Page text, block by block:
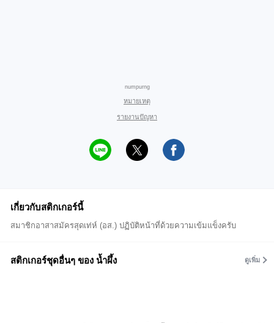
numpurng
หมายเหตุ
รายงานปัญหา
เกี่ยวกับสติกเกอร์นี้
สมาชิกอาสาสมัครสุดเท่ห์ (อส.) ปฏิบัติหน้าที่ด้วยความเข้มแข็งครับ
สติกเกอร์ชุดอื่นๆ ของ น้ำผึ้ง ดูเพิ่ม